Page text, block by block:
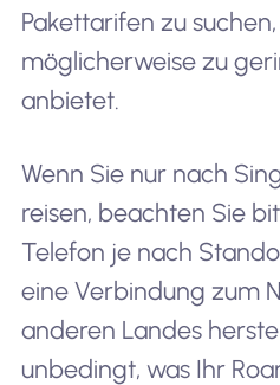
Pakettarifen zu
möglicherweise zu
anbietet.
Wenn Sie nur nach
reisen, beachten Sie
Telefon je nach
eine Verbindung zum
anderen Landes
unbedingt, was Ihr